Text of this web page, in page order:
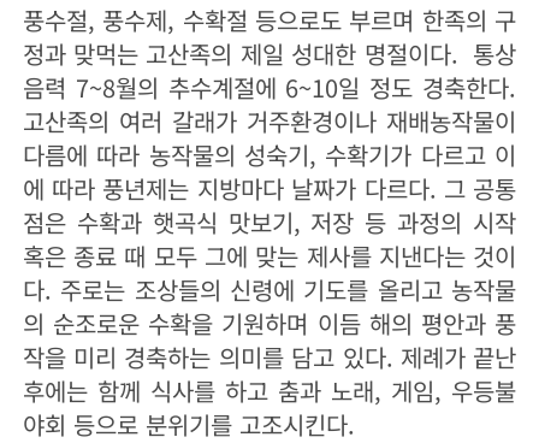
풍수절, 풍수제, 수확절 등으로도 부르며 한족의 구
정과 맞먹는 고산족의 제일 성대한 명절이다. 통상
음력 7~8월의 추수계절에 6~10일 정도 경축한다.
고산족의 여러 갈래가 거주환경이나 재배농작물이
다름에 따라 농작물의 성숙기, 수확기가 다르고 이
에 따라 풍년제는 지방마다 날짜가 다르다. 그 공통
점은 수확과 햇곡식 맛보기, 저장 등 과정의 시작
혹은 종료 때 모두 그에 맞는 제사를 지낸다는 것이
다. 주로는 조상들의 신령에 기도를 올리고 농작물
의 순조로운 수확을 기원하며 이듬 해의 평안과 풍
작을 미리 경축하는 의미를 담고 있다. 제례가 끝난
후에는 함께 식사를 하고 춤과 노래, 게임, 우등불
야회 등으로 분위기를 고조시킨다.